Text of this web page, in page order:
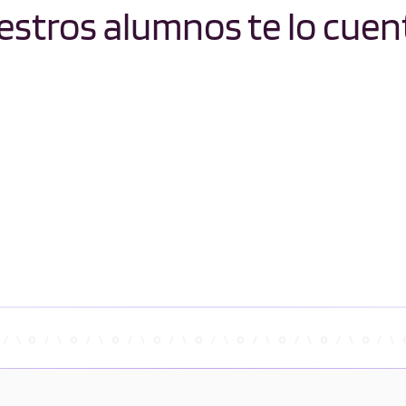
alumnos te lo